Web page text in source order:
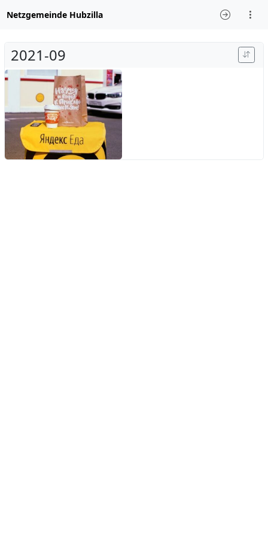
Netzgemeinde Hubzilla
2021-09